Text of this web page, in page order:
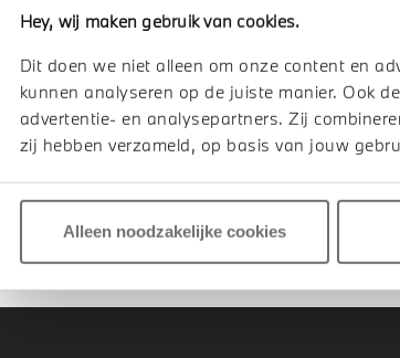
Hey, wij maken gebruik van cookies.
Dit doen we niet alleen om onze content en
kunnen analyseren op de juiste manier. Ook
advertentie- en analysepartners. Zij
zij hebben verzameld, op basis van jouw
Alleen noodzakelijke cookies
Eindhoven
120 M Sport Automaat
1 km2026Benzine
€ 51.055